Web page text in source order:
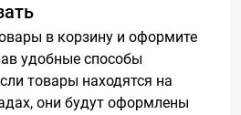
в корзину и оформите
удобные способы
товары находятся на
они будут оформлены